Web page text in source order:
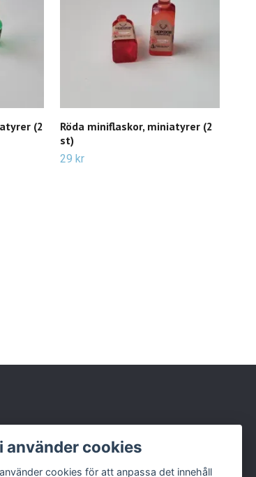
(2
Röda miniflaskor, miniatyrer (2
st)
29 kr
använder cookies
cookies för att anpassa det innehåll